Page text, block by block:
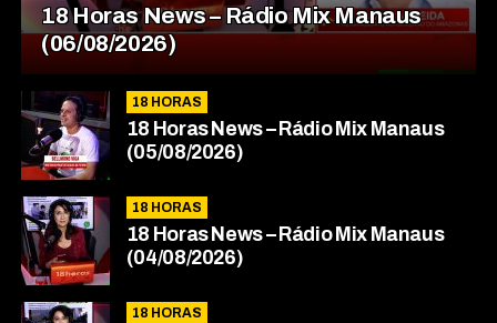
18 Horas News​​​​​​​​​​​​ – Rádio Mix Manaus
(06/08/2026)
18 HORAS
18 Horas News​​​​​​​​​​​​ – Rádio Mix Manaus
(05/08/2026)
18 HORAS
18 Horas News​​​​​​​​​​​​ – Rádio Mix Manaus
(04/08/2026)
18 HORAS